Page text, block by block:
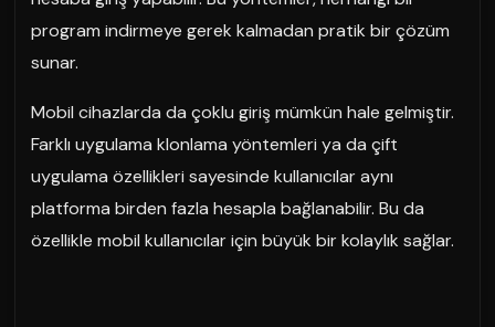
program indirmeye gerek kalmadan pratik bir çözüm
sunar.
Mobil cihazlarda da çoklu giriş mümkün hale gelmiştir.
Farklı uygulama klonlama yöntemleri ya da çift
uygulama özellikleri sayesinde kullanıcılar aynı
platforma birden fazla hesapla bağlanabilir. Bu da
özellikle mobil kullanıcılar için büyük bir kolaylık sağlar.